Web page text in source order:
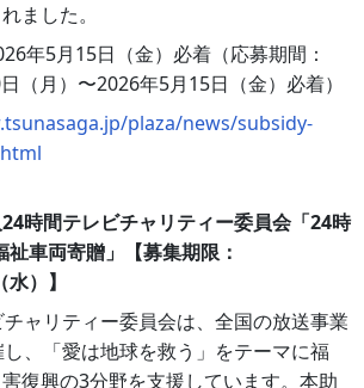
ました。
年5月15日（金）必着（応募期間：
（月）〜2026年5月15日（金）必着）
plaza/news/subsidy-
時間テレビチャリティー委員会「24時
祉車両寄贈」【募集期限：
）】
ャリティー委員会は、全国の放送事業
、「愛は地球を救う」をテーマに福
復興の3分野を支援しています。本助